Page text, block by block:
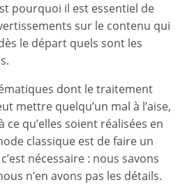
pourquoi il est essentiel de
sur le contenu qui
le départ quels sont les
dont le traitement
mettre quelqu’un mal à l’aise,
qu’elles soient réalisées en
classique est de faire un
nécessaire : nous savons
n’en avons pas les détails.